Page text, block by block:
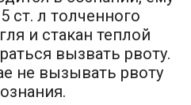
ст. л толченного
и стакан теплой
вызвать рвоту.
не вызывать рвоту